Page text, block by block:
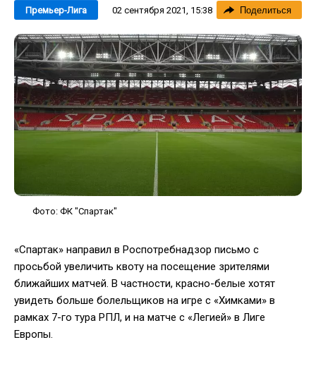
Премьер-Лига 02 сентября 2021, 15:38 Поделиться
Фото: ФК "Спартак"
«Спартак» направил в Роспотребнадзор письмо с
просьбой увеличить квоту на посещение зрителями
ближайших матчей. В частности, красно-белые хотят
увидеть больше болельщиков на игре с «Химками» в
рамках 7-го тура РПЛ, и на матче с «Легией» в Лиге
Европы.